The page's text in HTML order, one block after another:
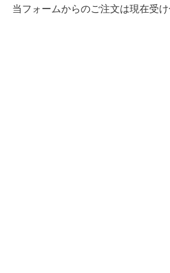
当フォームからのご注文は現在受